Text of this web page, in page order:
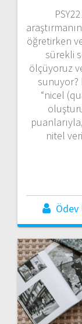
öğretirken
sürekli
ölçüyoruz
sunuyor?
“nicel
nitel
Ödev